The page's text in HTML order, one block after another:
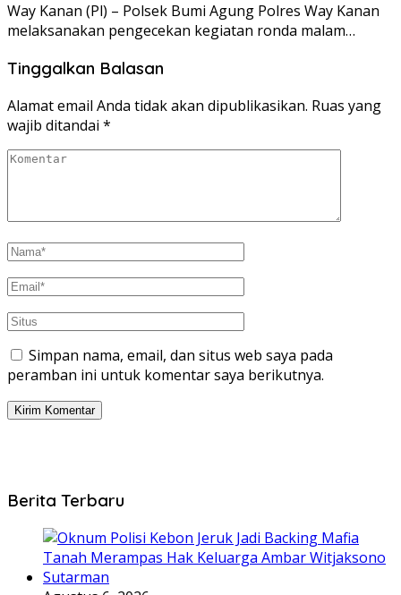
Way Kanan (Pl) – Polsek Bumi Agung Polres Way Kanan
melaksanakan pengecekan kegiatan ronda malam…
Tinggalkan Balasan
Alamat email Anda tidak akan dipublikasikan. Ruas yang
wajib ditandai *
Simpan nama, email, dan situs web saya pada
peramban ini untuk komentar saya berikutnya.
Berita Terbaru